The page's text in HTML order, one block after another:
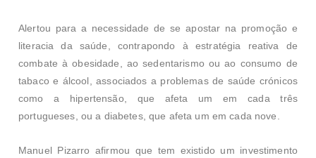
Alertou para a necessidade de se apostar na promoção e
literacia da saúde, contrapondo à estratégia reativa de
combate à obesidade, ao sedentarismo ou ao consumo de
tabaco e álcool, associados a problemas de saúde crónicos
como a hipertensão, que afeta um em cada três
portugueses, ou a diabetes, que afeta um em cada nove.
Manuel Pizarro afirmou que tem existido um investimento